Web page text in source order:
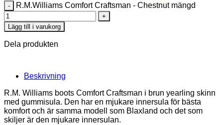
R.M.Williams Comfort Craftsman - Chestnut mängd
Lägg till i varukorg
Dela produkten
Beskrivning
R.M. Williams boots Comfort Craftsman i brun yearling skinn
med gummisula. Den har en mjukare innersula för bästa
komfort och är samma modell som Blaxland och det som
skiljer är den mjukare innersulan.